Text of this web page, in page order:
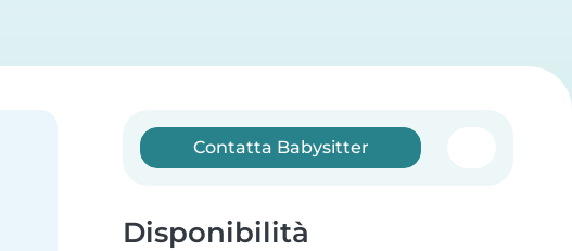
Contatta Babysitter
Disponibilità